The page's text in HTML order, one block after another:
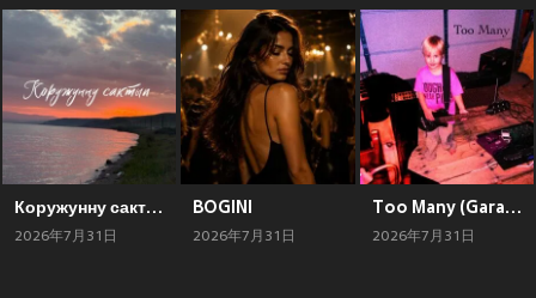
Коружунну сактып
2026年7月31日
BOGINI
2026年7月31日
Too Many (Garage Demo)
2026年7月31日